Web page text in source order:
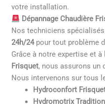
votre installation.
Dépannage Chaudière
Nos techniciens
24h/24pour tout problème
Grâce à notre expertise et à
Frisquet, nous assurons un
Nous intervenons sur tous
Hydroconfort
Hydromotrix